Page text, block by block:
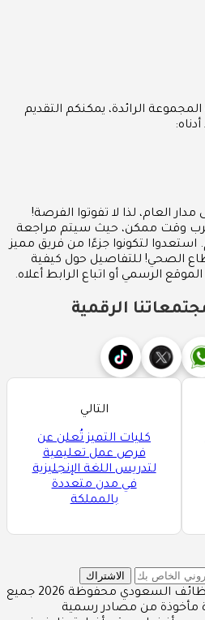
الرائدة، يمكنكم التقديم
العام، لذا لا تفوتوا الفرصة!
وقت ممكن، حيث سيتم مراجعة
استعدوا لتكونوا جزءًا من فريق مميز
الصحي! للتفاصيل حول كيفية
الرسمي أو اتباع الرابط أعلاه.
الرقمية
التالي
كليات التميز تُعلن عن
فرص عمل تعليمية
لتدريس اللغة الإنجليزية
في مدن متعددة
بالمملكة
الاشتراك
حقوق تصميم موقع دليل الوظائف السعودي محفوظة 2026 جميع
مأخوذة من مصادر رسمية